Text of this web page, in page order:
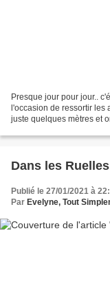
Presque jour pour jour..
l'occasion de ressortir les
juste quelques mètres et
Dans les
Publié le 27/01/2021 à
Par Evelyne, Tout